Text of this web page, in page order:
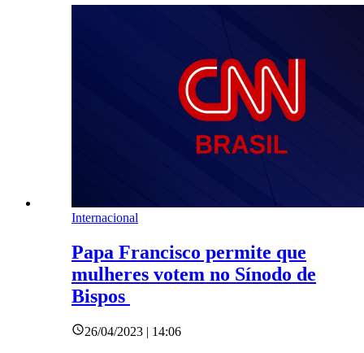
Internacional
Papa Francisco permite que
mulheres votem no Sínodo de
Bispos
26/04/2023 | 14:06